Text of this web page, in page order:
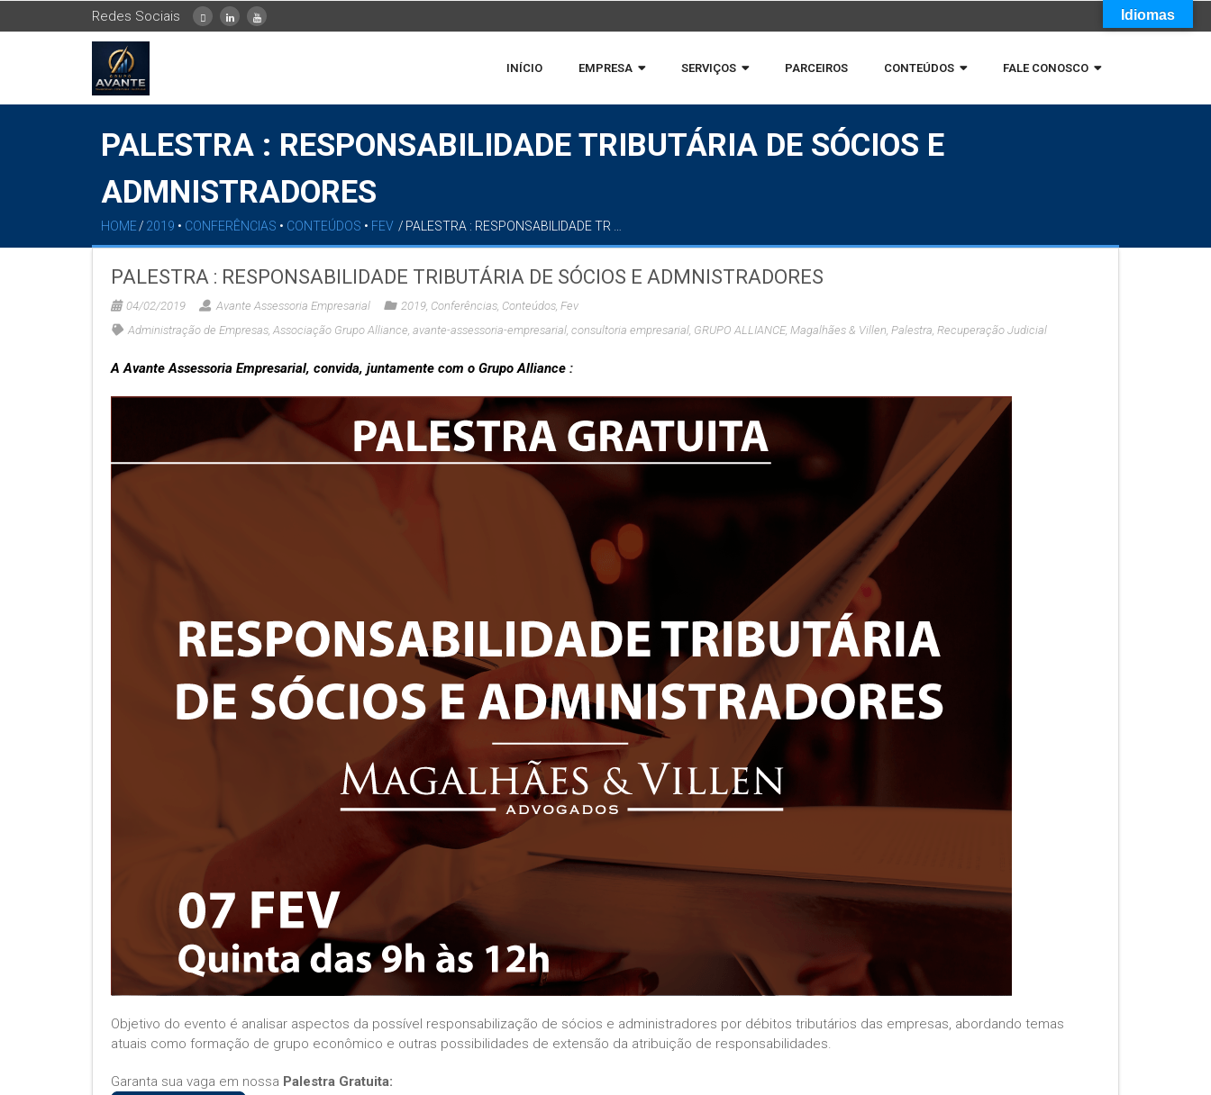
Redes Sociais
INÍCIO EMPRESA SERVIÇOS PARCEIROS CONTEÚDOS FALE CONOSCO
PALESTRA : RESPONSABILIDADE TRIBUTÁRIA DE SÓCIOS E
ADMNISTRADORES
HOME / 2019 • CONFERÊNCIAS • CONTEÚDOS • FEV / PALESTRA : RESPONSABILIDADE TR …
PALESTRA : RESPONSABILIDADE TRIBUTÁRIA DE SÓCIOS E ADMNISTRADORES
04/02/2019 Avante Assessoria Empresarial 2019, Conferências, Conteúdos, Fev
Administração de Empresas, Associação Grupo Alliance, avante-assessoria-empresarial, consultoria empresarial, GRUPO ALLIANCE, Magalhães & Villen, Palestra, Recuperação Judicial
A Avante Assessoria Empresarial, convida, juntamente com o Grupo Alliance :
Objetivo do evento é analisar aspectos da possível responsabilização de sócios e administradores por débitos tributários das empresas, abordando temas
atuais como formação de grupo econômico e outras possibilidades de extensão da atribuição de responsabilidades.
Garanta sua vaga em nossa Palestra Gratuita:
Idiomas